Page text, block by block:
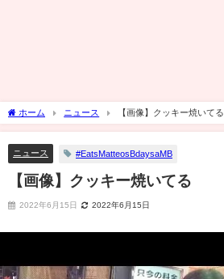
ホーム ニュース 【画像】クッキー焼いてる
ニュース #EatsMatteosBdaysaMB
【画像】クッキー焼いてる
2022年6月15日 2022年6月15日